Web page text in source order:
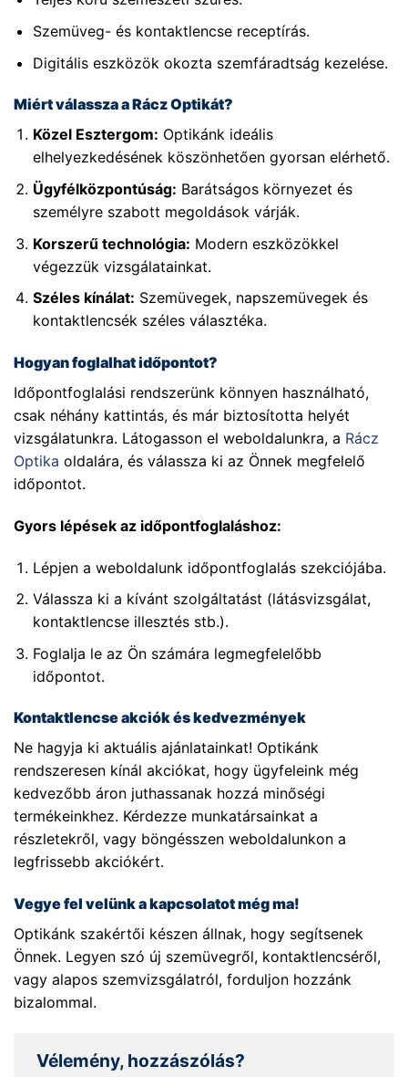
Szemüveg- és kontaktlencse receptírás.
Digitális eszközök okozta szemfáradtság kezelése.
Miért válassza a Rácz Optikát?
Közel Esztergom: Optikánk ideális
elhelyezkedésének köszönhetően gyorsan elérhető.
Ügyfélközpontúság: Barátságos környezet és
személyre szabott megoldások várják.
Korszerű technológia: Modern eszközökkel
végezzük vizsgálatainkat.
Széles kínálat: Szemüvegek, napszemüvegek és
kontaktlencsék széles választéka.
Hogyan foglalhat időpontot?
Időpontfoglalási rendszerünk könnyen használható,
csak néhány kattintás, és már biztosította helyét
vizsgálatunkra. Látogasson el weboldalunkra, a Rácz
Optika oldalára, és válassza ki az Önnek megfelelő
időpontot.
Gyors lépések az időpontfoglaláshoz:
Lépjen a weboldalunk időpontfoglalás szekciójába.
Válassza ki a kívánt szolgáltatást (látásvizsgálat,
kontaktlencse illesztés stb.).
Foglalja le az Ön számára legmegfelelőbb
időpontot.
Kontaktlencse akciók és kedvezmények
Ne hagyja ki aktuális ajánlatainkat! Optikánk
rendszeresen kínál akciókat, hogy ügyfeleink még
kedvezőbb áron juthassanak hozzá minőségi
termékeinkhez. Kérdezze munkatársainkat a
részletekről, vagy böngésszen weboldalunkon a
legfrissebb akciókért.
Vegye fel velünk a kapcsolatot még ma!
Optikánk szakértői készen állnak, hogy segítsenek
Önnek. Legyen szó új szemüvegről, kontaktlencséről,
vagy alapos szemvizsgálatról, forduljon hozzánk
bizalommal.
Vélemény, hozzászólás?